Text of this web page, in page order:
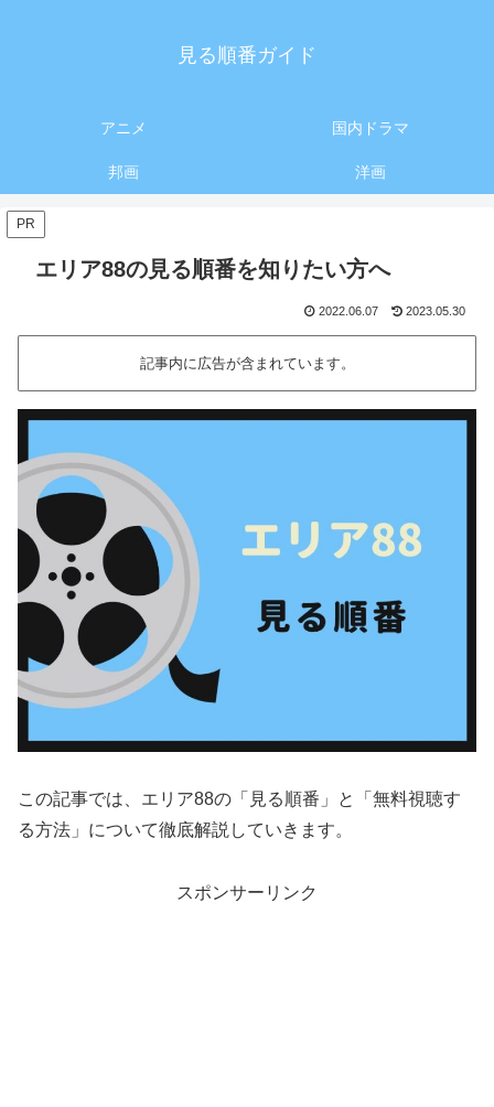
見る順番ガイド
アニメ 国内ドラマ
邦画 洋画
PR
エリア88の見る順番を知りたい方へ
2022.06.07 2023.05.30
記事内に広告が含まれています。
この記事では、エリア88の「見る順番」と「無料視聴す
る方法」について徹底解説していきます。
スポンサーリンク